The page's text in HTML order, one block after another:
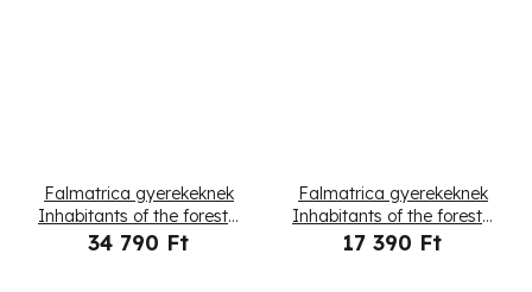
Falmatrica gyerekeknek
Inhabitants of the forest -
szarvas, őzike és mókus
34 790 Ft
Falmatrica gyerekeknek
Inhabitants of the forest -
szarvas és őzike
17 390 Ft